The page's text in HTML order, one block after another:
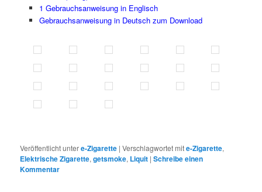
1 Gebrauchsanweisung in Englisch
Gebrauchsanweisung in Deutsch zum Download
Veröffentlicht untere-Zigarette |Verschlagwortet mite-Zigarette,
Elektrische Zigarette,getsmoke, Liquit |Schreibe einen
Kommentar